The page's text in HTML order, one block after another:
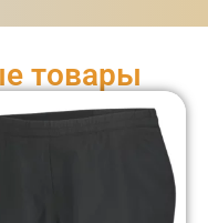
товары